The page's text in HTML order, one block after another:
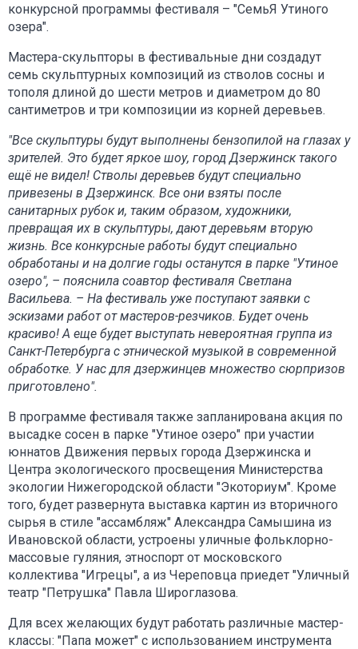
конкурсной программы фестиваля – "СемьЯ Утиного
озера".
Мастера-скульпторы в фестивальные дни создадут
семь скульптурных композиций из стволов сосны и
тополя длиной до шести метров и диаметром до 80
сантиметров и три композиции из корней деревьев.
"Все скульптуры будут выполнены бензопилой на глазах у
зрителей. Это будет яркое шоу, город Дзержинск такого
ещё не видел! Стволы деревьев будут специально
привезены в Дзержинск. Все они взяты после
санитарных рубок и, таким образом, художники,
превращая их в скульптуры, дают деревьям вторую
жизнь. Все конкурсные работы будут специально
обработаны и на долгие годы останутся в парке "Утиное
озеро", – пояснила соавтор фестиваля Светлана
Васильева. – На фестиваль уже поступают заявки с
эскизами работ от мастеров-резчиков. Будет очень
красиво! А еще будет выступать невероятная группа из
Санкт-Петербурга с этнической музыкой в современной
обработке. У нас для дзержинцев множество сюрпризов
приготовлено".
В программе фестиваля также запланирована акция по
высадке сосен в парке "Утиное озеро" при участии
юннатов Движения первых города Дзержинска и
Центра экологического просвещения Министерства
экологии Нижегородской области "Экоториум". Кроме
того, будет развернута выставка картин из вторичного
сырья в стиле "ассамбляж" Александра Самышина из
Ивановской области, устроены уличные фольклорно-
массовые гуляния, этноспорт от московского
коллектива "Игрецы", а из Череповца приедет "Уличный
театр "Петрушка" Павла Широглазова.
Для всех желающих будут работать различные мастер-
классы: "Папа может" с использованием инструмента